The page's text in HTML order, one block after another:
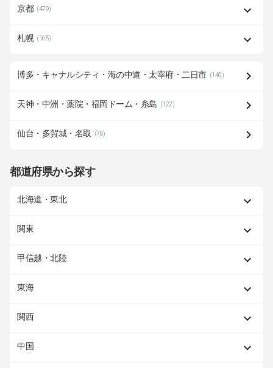
京都 (479)
札幌 (165)
博多・キャナルシティ・海の中道・太宰府・二日市 (146)
天神・中洲・薬院・福岡ドーム・糸島 (122)
仙台・多賀城・名取 (76)
都道府県から探す
北海道・東北
関東
甲信越・北陸
東海
関西
中国